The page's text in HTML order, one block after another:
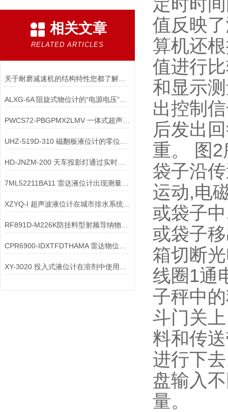
相关文章
RELATED ARTICLES
关于耐磨减速机的结构特性您都了解吗？
ALXG-6A 阻旋式物位计的“电源电压”波动时，阻尼电机稳定性如何保障？
PWCS72-PBGPMX2LMV 一体式超声波液位计在选型时，如何选择型号？
HD-JNZM-200 天车投影灯通过实时、可视化的预防性警示，显著减少因碰撞
7ML52211BA11 雷达液位计出现测量值波动较大的故障时原因有哪些
XZYQ-I 超声波液位计在城市排水系统中的深度应用
定时时
值反映
算机还
值进行
和显示
出控制
后发出
重。 图
袋子沿
运动,电
或袋子
或袋子
箱切断
线圈1通
子秤中
斗门关
料和传
进行下
盘输入
量。